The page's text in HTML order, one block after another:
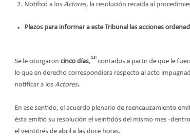
Notificó a los Actores, la resolución recaída al
Plazos para informar a este Tribunal las acciones
Se le otorgaron cinco días,
[13]
contados a partir de que le
lo que en derecho correspondiera respecto al acto
notificar a los Actores.
En ese sentido, el acuerdo plenario de reencauzamiento
ésta emitió su resolución el veintidós del mismo mes -
el veintitrés de abril a las doce horas.